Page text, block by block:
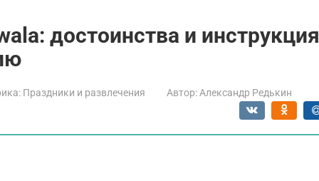
достоинства и инструкция
Праздники и развлечения Автор: Александр Редькин